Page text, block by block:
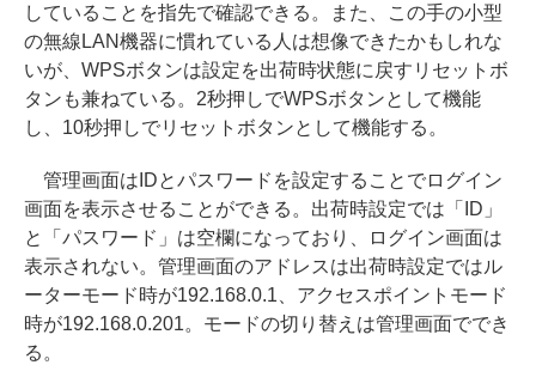
していることを指先で確認できる。また、この手の小型
の無線LAN機器に慣れている人は想像できたかもしれな
いが、WPSボタンは設定を出荷時状態に戻すリセットボ
タンも兼ねている。2秒押しでWPSボタンとして機能
し、10秒押しでリセットボタンとして機能する。
管理画面はIDとパスワードを設定することでログイン
画面を表示させることができる。出荷時設定では「ID」
と「パスワード」は空欄になっており、ログイン画面は
表示されない。管理画面のアドレスは出荷時設定ではル
ーターモード時が192.168.0.1、アクセスポイントモード
時が192.168.0.201。モードの切り替えは管理画面ででき
る。